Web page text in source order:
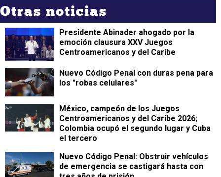
Otras noticias
Presidente Abinader ahogado por la
emoción clausura XXV Juegos
Centroamericanos y del Caribe
Nuevo Código Penal con duras pena para
los "robas celulares"
México, campeón de los Juegos
Centroamericanos y del Caribe 2026;
Colombia ocupó el segundo lugar y Cuba
el tercero
Nuevo Código Penal: Obstruir vehículos
de emergencia se castigará hasta con